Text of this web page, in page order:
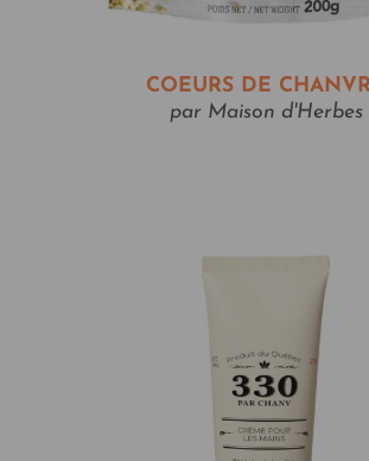
COEURS DE
par Maison d'Herbes